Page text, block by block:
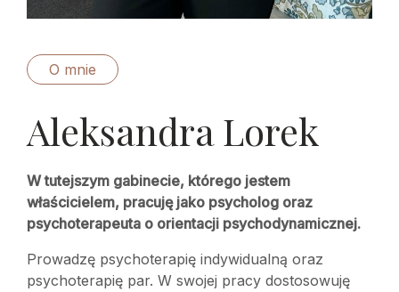
O mnie
Aleksandra Lorek
W tutejszym gabinecie, którego jestem
właścicielem, pracuję jako psycholog oraz
psychoterapeuta o orientacji psychodynamicznej.
Prowadzę psychoterapię indywidualną oraz
psychoterapię par. W swojej pracy dostosowuję